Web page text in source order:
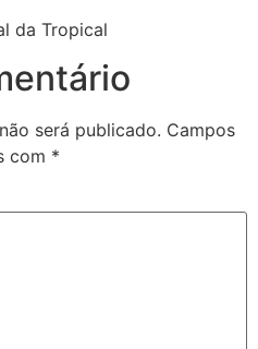
da Tropical
será publicado. Campos
com *